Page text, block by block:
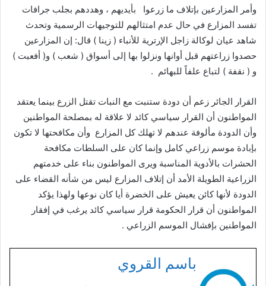
وأمر المزارعين بإتلاف ما زرعوا بأيديهم ، وهددهم بجلب جرافات
تفسد المزارع في حال عدم امتثالهم للتوجيهات الرسمية وتحدث
شاهد عيان لوكالة زاجل الإرترية للأنباء ( زينا ) قال: إن المزارعين
حصدوا زراعتهم قبل أوانها ونزلوا بها إلى أسواق ( شعب ) و( أفعبت )
و ( نقفة ) لتباع علفاً للبهائم .
القرار الجائر زعم أن دودة ستنبت مع النبات تقتل الزرع بينما يعتقد
المواطنون أن القرار سياسي كائد لا علاقة له بمصلحة المواطنين
وأن الدودة مألوفة عندهم لا تهلك كل المزارع وأن مكافحتها لا تكون
بإبادة موسم زراعي كامل وإنما كان على السلطات مكافحة
الحشرات بالأدوية المناسبة ويرى المواطنون بناء على خدمتهم
الزراعية الطويلة الأمد أن إتلاف المزارع ليس من شأنه القضاء على
الدودة لأنها كائن يعيش على الخضرة أيا كان نوعها ولهذا يؤكد
المواطنون أن قرار الحكومة قرار سياسي كائد يرغب في إفقار
المواطنين بإفشال الموسم الزراعي .
باسم القروي